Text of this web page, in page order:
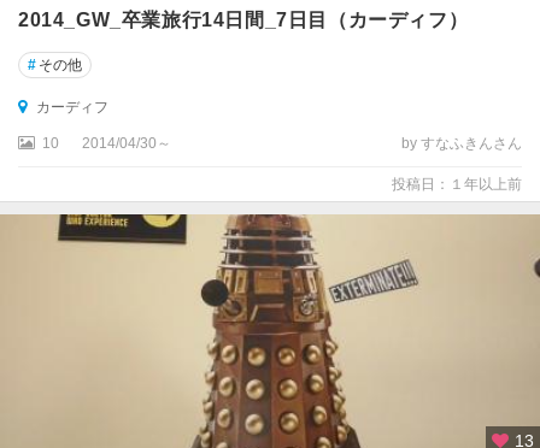
ト
・
ウ
ィ
リ
2014_GW_卒業旅行14日間_7日目（カーディフ）
# その他
カーディフ
10 2014/04/30～ by すなふきんさん
投稿日：１年以上前
13